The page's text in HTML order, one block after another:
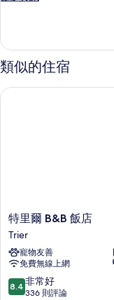
相
片
with
sofa
bed
詳
類似的住宿
特
里
爾
B&B
飯
店
Trier
特里爾 B&B 飯店
Trier
寵物友善
免費無線上網
8.4
分，
8.4 非常好
336 則評論
特里爾 B&B 飯店